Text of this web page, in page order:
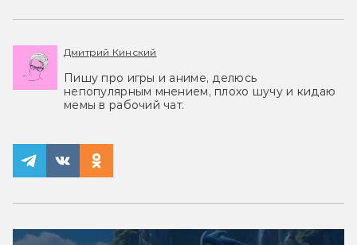
Дмитрий Кинский
Пишу про игры и аниме, делюсь
непопулярным мнением, плохо шучу и кидаю
мемы в рабочий чат.